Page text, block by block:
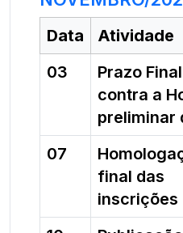
Data Atividade
03
Prazo
contra a
preliminar
07
final das
inscrições